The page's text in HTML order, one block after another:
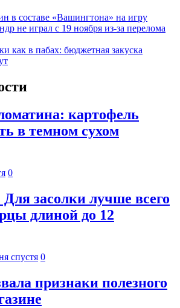
в составе «Вашингтона» на игру
не играл с 19 ноября из-за перелома
как в пабах: бюджетная закуска
картофель
в темном сухом
0
Для засолки лучше всего
длиной до 12
спустя 0
признаки полезного